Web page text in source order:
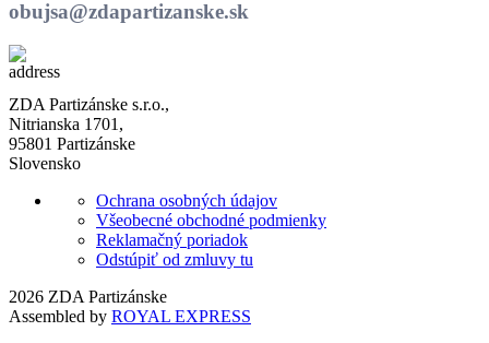
obujsa@zdapartizanske.sk
ZDA Partizánske s.r.o.,
Nitrianska 1701,
95801 Partizánske
Slovensko
Ochrana osobných údajov
Všeobecné obchodné podmienky
Reklamačný poriadok
Odstúpiť od zmluvy tu
2026 ZDA Partizánske
Assembled by ROYAL EXPRESS